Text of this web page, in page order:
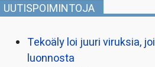
UUTISPOIMINTOJA
Tekoäly loi juuri viruksia,
luonnosta